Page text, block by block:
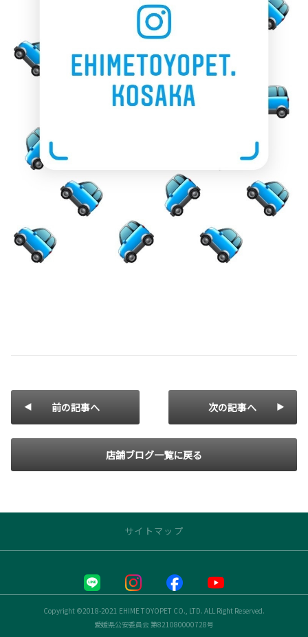
前の記事へ
店舗ブログ一覧に戻る
次の記事へ
サイトマップ
お店の情報Copyright ©2018-2021 EHIME TOYOPET CO., LTD. ALL Right Reserved.
愛媛県公安委員会 第821080000728号